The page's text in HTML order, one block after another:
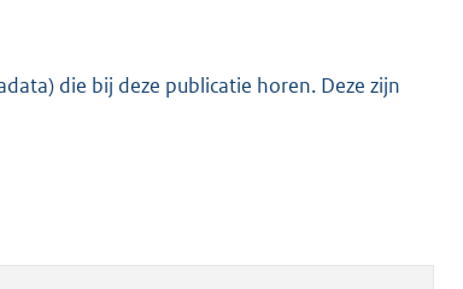
die bij deze publicatie horen. Deze zijn